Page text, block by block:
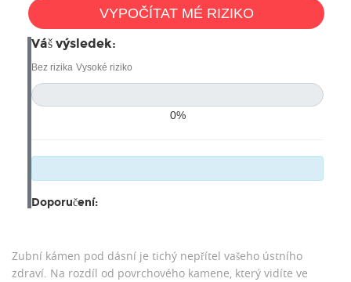
VYPOČÍTAT MÉ RIZIKO
Váš výsledek:
Bez rizika Vysoké riziko
0%
Doporučení:
Zubní kámen pod dásní je tichý nepřítel vašeho ústního
zdraví. Na rozdíl od povrchového kamene, který vidíte ve